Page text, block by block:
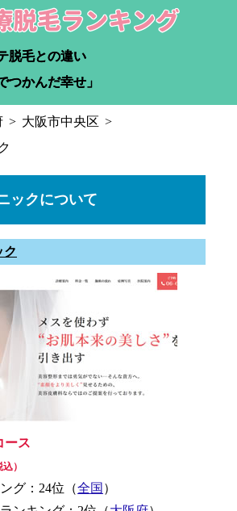
脱毛との違い
つかんだ幸せ」
大阪市中央区
ックについて
ク
ス
込）
グ：24位（全国 ）